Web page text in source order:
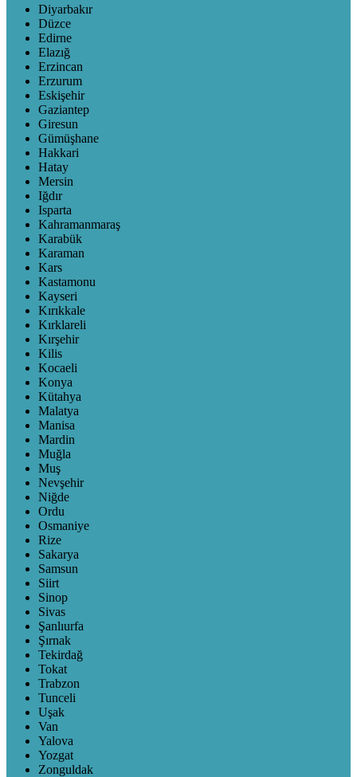
Diyarbakır
Düzce
Edirne
Elazığ
Erzincan
Erzurum
Eskişehir
Gaziantep
Giresun
Gümüşhane
Hakkari
Hatay
Mersin
Iğdır
Isparta
Kahramanmaraş
Karabük
Karaman
Kars
Kastamonu
Kayseri
Kırıkkale
Kırklareli
Kırşehir
Kilis
Kocaeli
Konya
Kütahya
Malatya
Manisa
Mardin
Muğla
Muş
Nevşehir
Niğde
Ordu
Osmaniye
Rize
Sakarya
Samsun
Siirt
Sinop
Sivas
Şanlıurfa
Şırnak
Tekirdağ
Tokat
Trabzon
Tunceli
Uşak
Van
Yalova
Yozgat
Zonguldak